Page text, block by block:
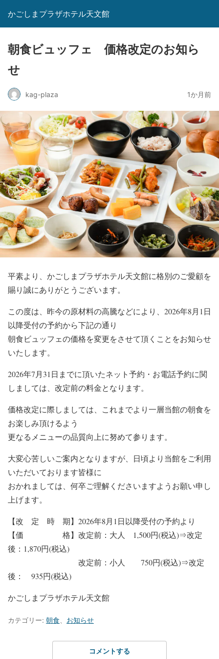
かごしまプラザホテル天文館
朝食ビュッフェ 価格改定のお知ら
せ
kag-plaza 1か月前
平素より、かごしまプラザホテル天文館に格別のご愛顧を
賜り誠にありがとうございます。
この度は、昨今の原材料の高騰などにより、2026年8月1日
以降受付の予約から下記の通り
朝食ビュッフェの価格を変更をさせて頂くことをお知らせ
いたします。
2026年7月31日までに頂いたネット予約・お電話予約に関
しましては、改定前の料金となります。
価格改定に際しましては、これまでより一層当館の朝食を
お楽しみ頂けるよう
更なるメニューの品質向上に努めて参ります。
大変心苦しいご案内となりますが、日頃より当館をご利用
いただいております皆様に
おかれましては、何卒ご理解くださいますようお願い申し
上げます。
【改 定 時 期】2026年8月1日以降受付の予約より
【価 格】改定前：大人 1,500円(税込)⇒改定
後：1,870円(税込)
改定前：小人 750円(税込)⇒改定
後： 935円(税込)
かごしまプラザホテル天文館
カテゴリー: 朝食 お知らせ
コメントする